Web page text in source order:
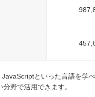
といった言語を学べ
野で活用できます。